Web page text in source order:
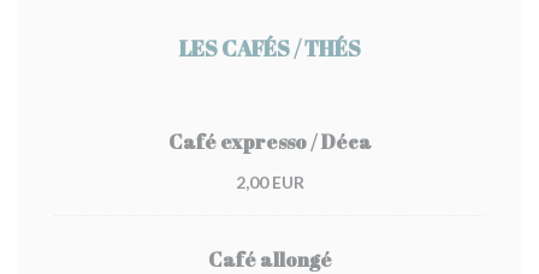
LES CAFÉS / THÉS
Café expresso / Déca
2,00 EUR
Café allongé